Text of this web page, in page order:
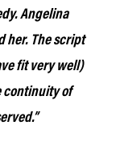
Angelina
her. The script
fit very well)
continuity of